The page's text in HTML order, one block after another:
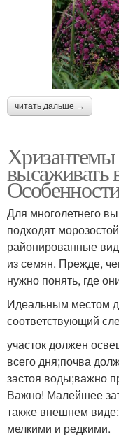
читать дальше →
высаживать
Для многолетнего
подходят
районированные
из семян. Прежде,
нужно понять, где
Идеальным местом
соответствующий
участок должен
всего дня;почва
застоя воды;важно
Важно! Малейшее
также внешнем
мелкими и редкими.